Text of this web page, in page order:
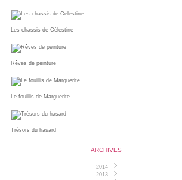
Les chassis de Célestine
Rêves de peinture
Le fouillis de Marguerite
Trésors du hasard
ARCHIVES
2014
Juin
(1)
2013